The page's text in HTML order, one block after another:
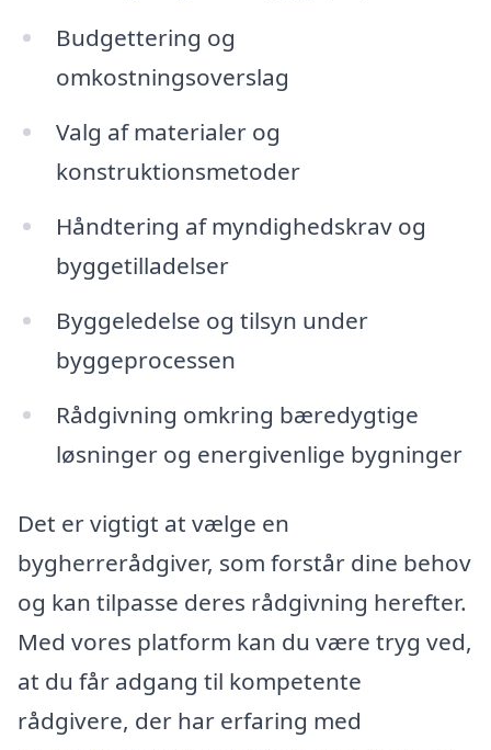
Budgettering og
omkostningsoverslag
Valg af materialer og
konstruktionsmetoder
Håndtering af myndighedskrav og
byggetilladelser
Byggeledelse og tilsyn under
byggeprocessen
Rådgivning omkring bæredygtige
løsninger og energivenlige bygninger
Det er vigtigt at vælge en
bygherrerådgiver, som forstår dine behov
og kan tilpasse deres rådgivning herefter.
Med vores platform kan du være tryg ved,
at du får adgang til kompetente
rådgivere, der har erfaring med